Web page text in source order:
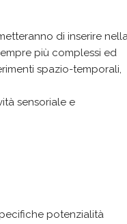
di inserire
più complessi ed
spazio-temporali,
sensoriale e
potenzialità